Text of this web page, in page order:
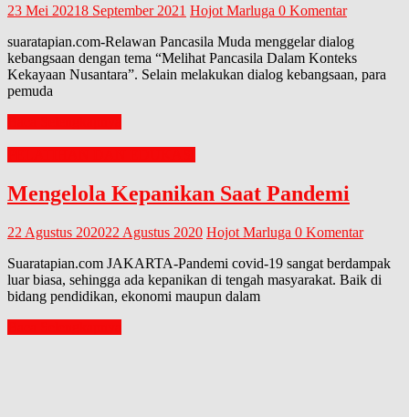
23 Mei 20218 September 2021 Hojot Marluga 0 Komentar
suaratapian.com-Relawan Pancasila Muda menggelar dialog
kebangsaan dengan tema “Melihat Pancasila Dalam Konteks
Kekayaan Nusantara”. Selain melakukan dialog kebangsaan, para
pemuda
Mengelola Kepanikan Saat Pandemi
22 Agustus 202022 Agustus 2020 Hojot Marluga 0 Komentar
Suaratapian.com JAKARTA-Pandemi covid-19 sangat berdampak
luar biasa, sehingga ada kepanikan di tengah masyarakat. Baik di
bidang pendidikan, ekonomi maupun dalam